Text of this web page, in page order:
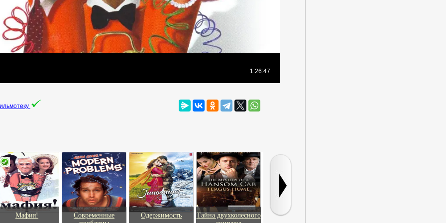
Мафия!
Современные
Одержимость
Тайна двухколесного
Афера по-